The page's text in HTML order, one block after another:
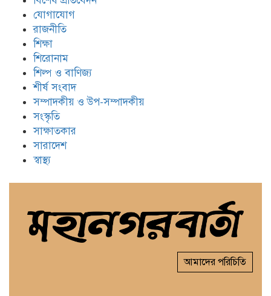
যোগাযোগ
রাজনীতি
শিক্ষা
শিরোনাম
শিল্প ও বাণিজ্য
শীর্ষ সংবাদ
সম্পাদকীয় ও উপ-সম্পাদকীয়
সংস্কৃতি
সাক্ষাতকার
সারাদেশ
স্বাস্থ্য
আমাদের পরিচিতি